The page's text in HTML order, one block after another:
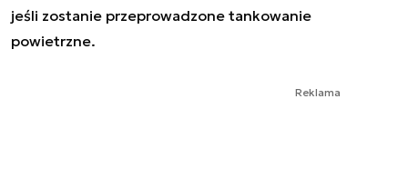
jeśli zostanie przeprowadzone tankowanie
powietrzne.
Reklama